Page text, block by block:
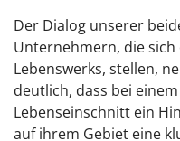
Der Dialog unserer
Unternehmern, die
Lebenswerks, stellen,
deutlich, dass bei
Lebenseinschnitt ein
auf ihrem Gebiet eine